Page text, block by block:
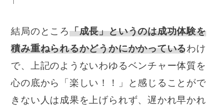
結局のところ「成長」というのは成功体験を
積み重ねられるかどうかにかかっているわけ
で、上記のようないわゆるベンチャー体質を
心の底から「楽しい！！」と感じることがで
きない人は成果を上げられず、遅かれ早かれ